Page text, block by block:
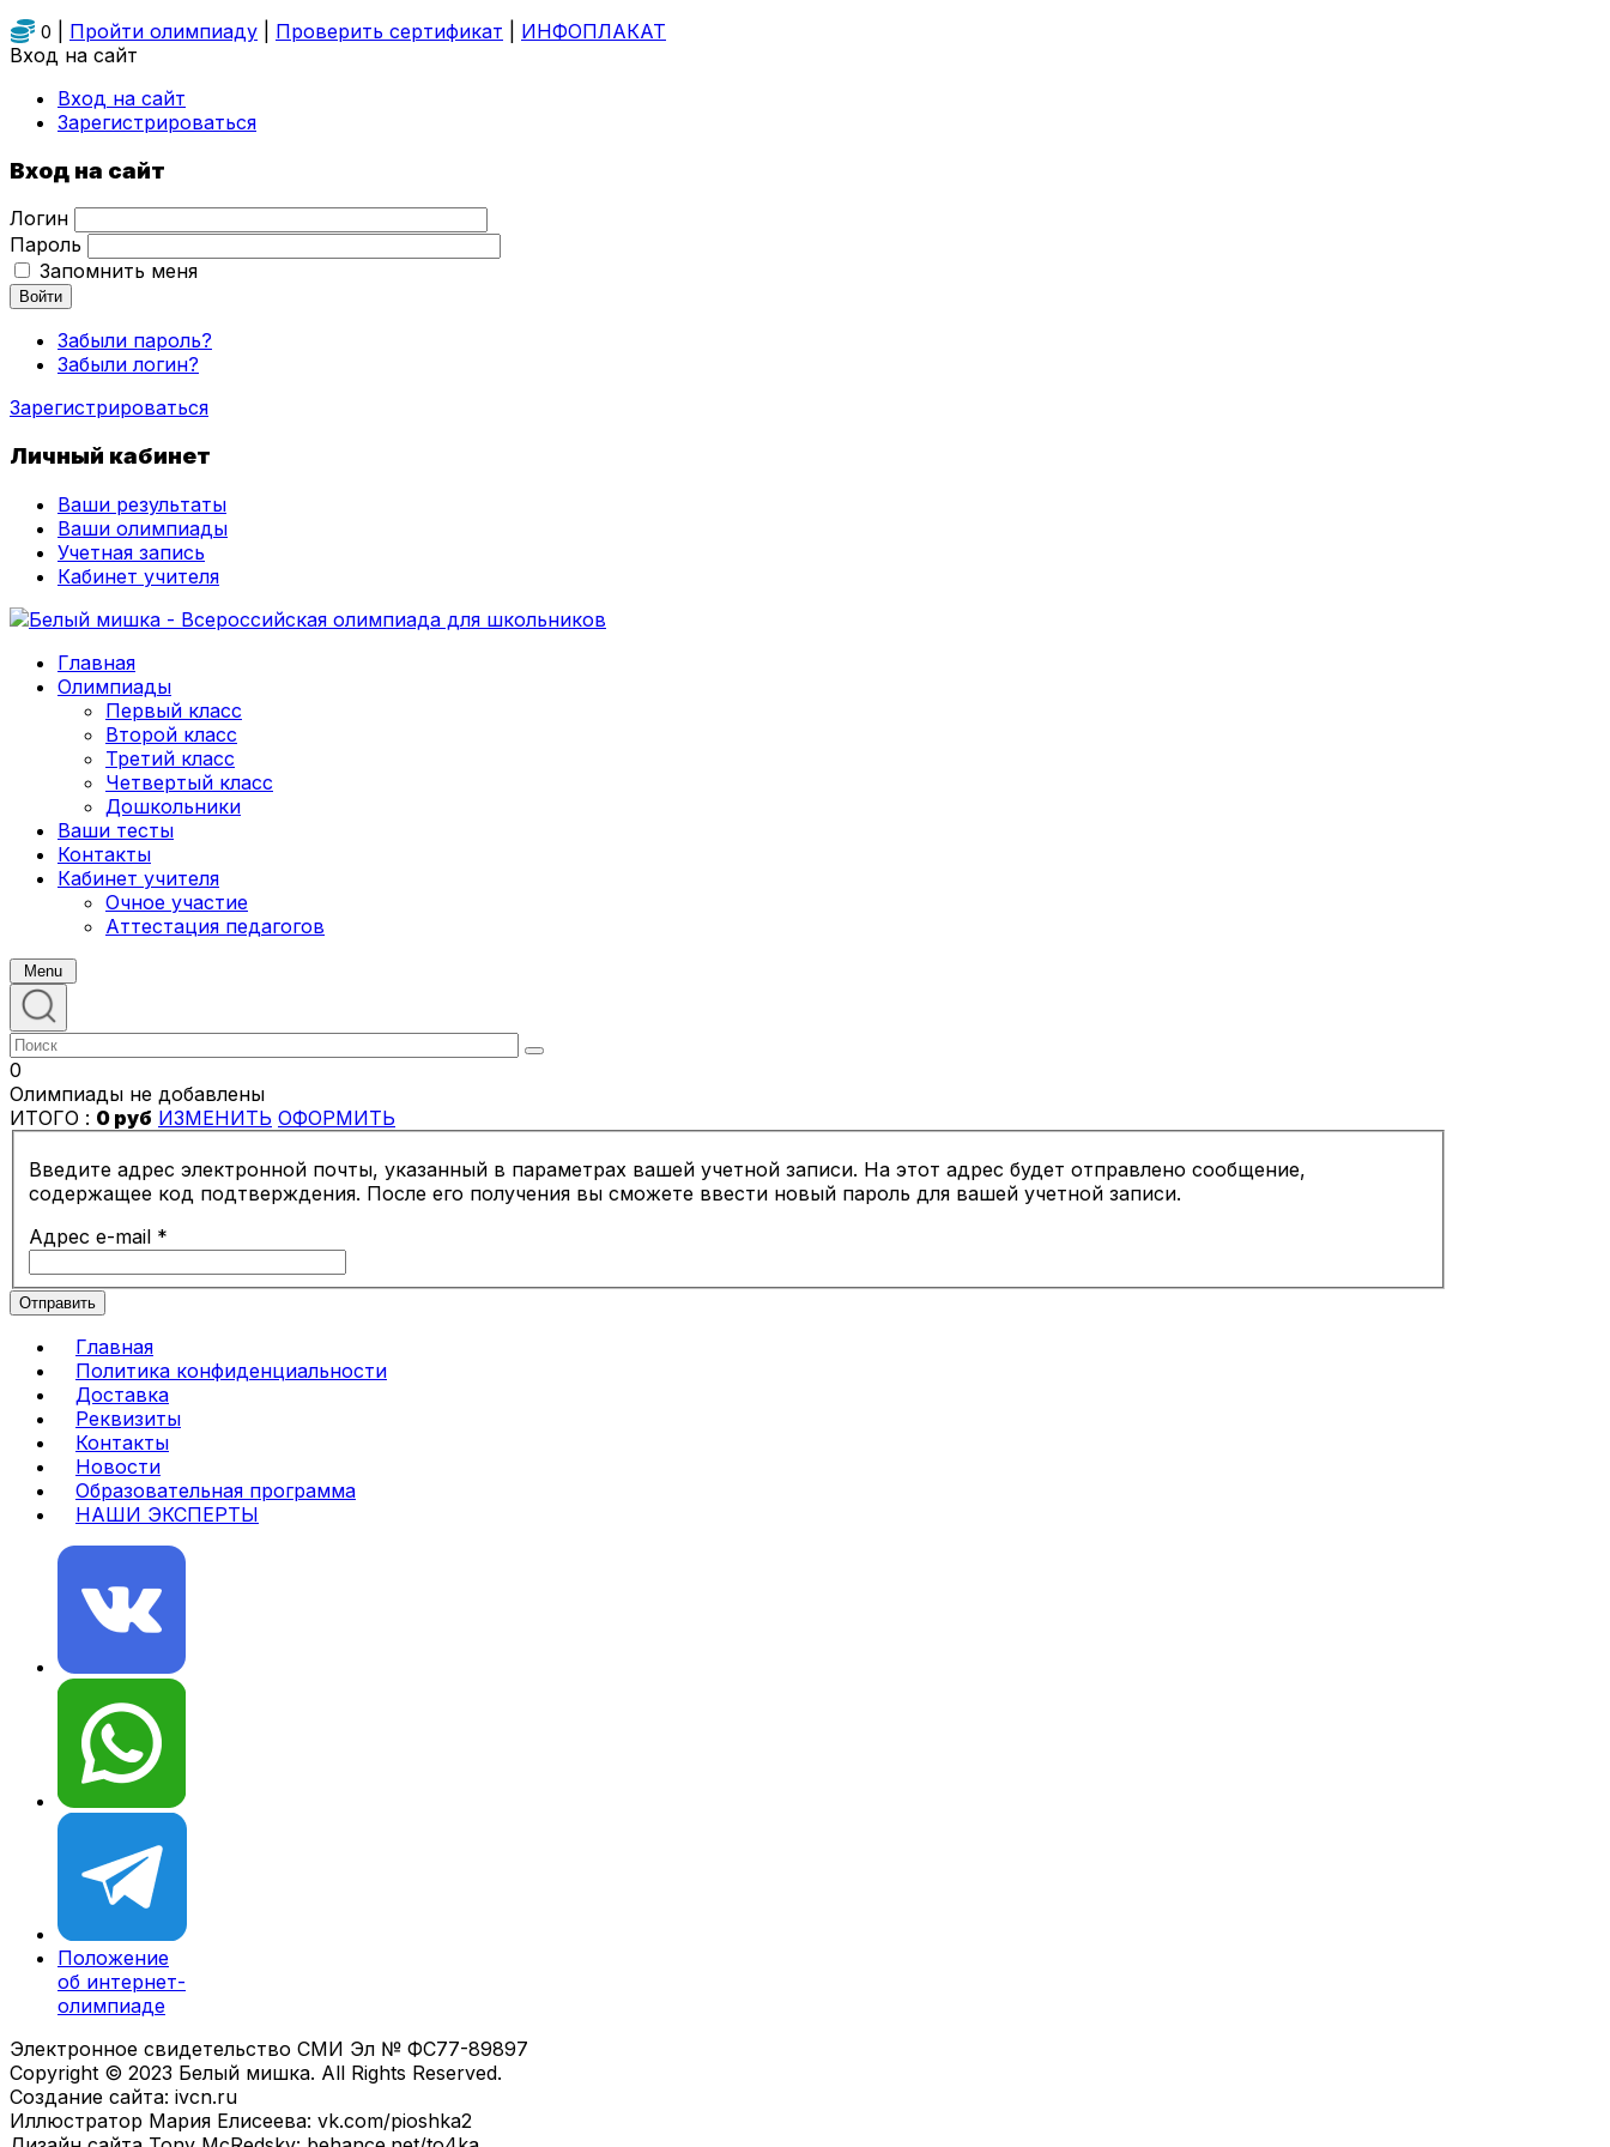
0 Пройти олимпиаду Проверить сертификат
ИНФОПЛАКАТ
Вход на сайт
Вход на сайт
Зарегистрироваться
Вход на сайт
Логин
Пароль
Запомнить меня
Войти
Забыли пароль?
Забыли логин?
Зарегистрироваться
Личный кабинет
Ваши результаты
Ваши олимпиады
Учетная запись
Кабинет учителя
Главная
Олимпиады
Первый класс
Второй класс
Третий класс
Четвертый класс
Дошкольники
Ваши тесты
Контакты
Кабинет учителя
Очное участие
Аттестация педагогов
Menu
0
Олимпиады не добавлены
ИТОГО : 0 руб ИЗМЕНИТЬ ОФОРМИТЬ
Введите адрес электронной почты, указанный в параметрах вашей учетной записи. На этот адрес будет отправлено сообщение,
содержащее код подтверждения. После его получения вы сможете ввести новый пароль для вашей учетной записи.
Адрес e-mail *
Отправить
Главная
Политика конфиденциальности
Доставка
Реквизиты
Контакты
Новости
Образовательная программа
НАШИ ЭКСПЕРТЫ
Положение
об интернет-
олимпиаде
Электронное свидетельство СМИ Эл № ФС77-89897
Copyright © 2023 Белый мишка. All Rights Reserved.
Создание сайта: ivcn.ru
Иллюстратор Мария Елисеева: vk.com/pioshka2